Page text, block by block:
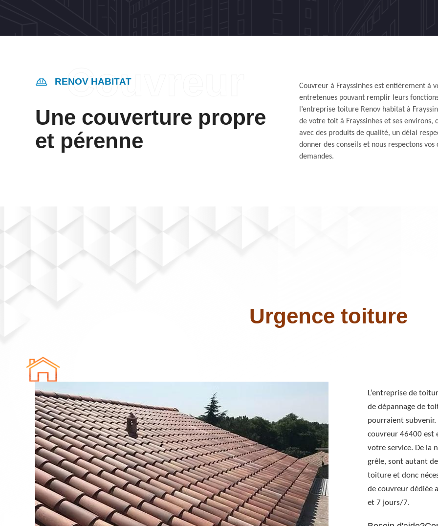
RENOV HABITAT
Une couverture propre
et pérenne
Couvreur à Frayssinhes est entièrement à
entretenues pouvant remplir leurs
l’entreprise toiture Renov habitat à
de votre toit à Frayssinhes et ses
avec des produits de qualité, un délai
donner des conseils et nous respectons
demandes.
Urgence toiture
L’entreprise de
de dépannage de
pourraient subvenir.
couvreur 46400 est
votre service. De la
grêle, sont autant
toiture et donc
de couvreur dédiée
et 7 jours/7.